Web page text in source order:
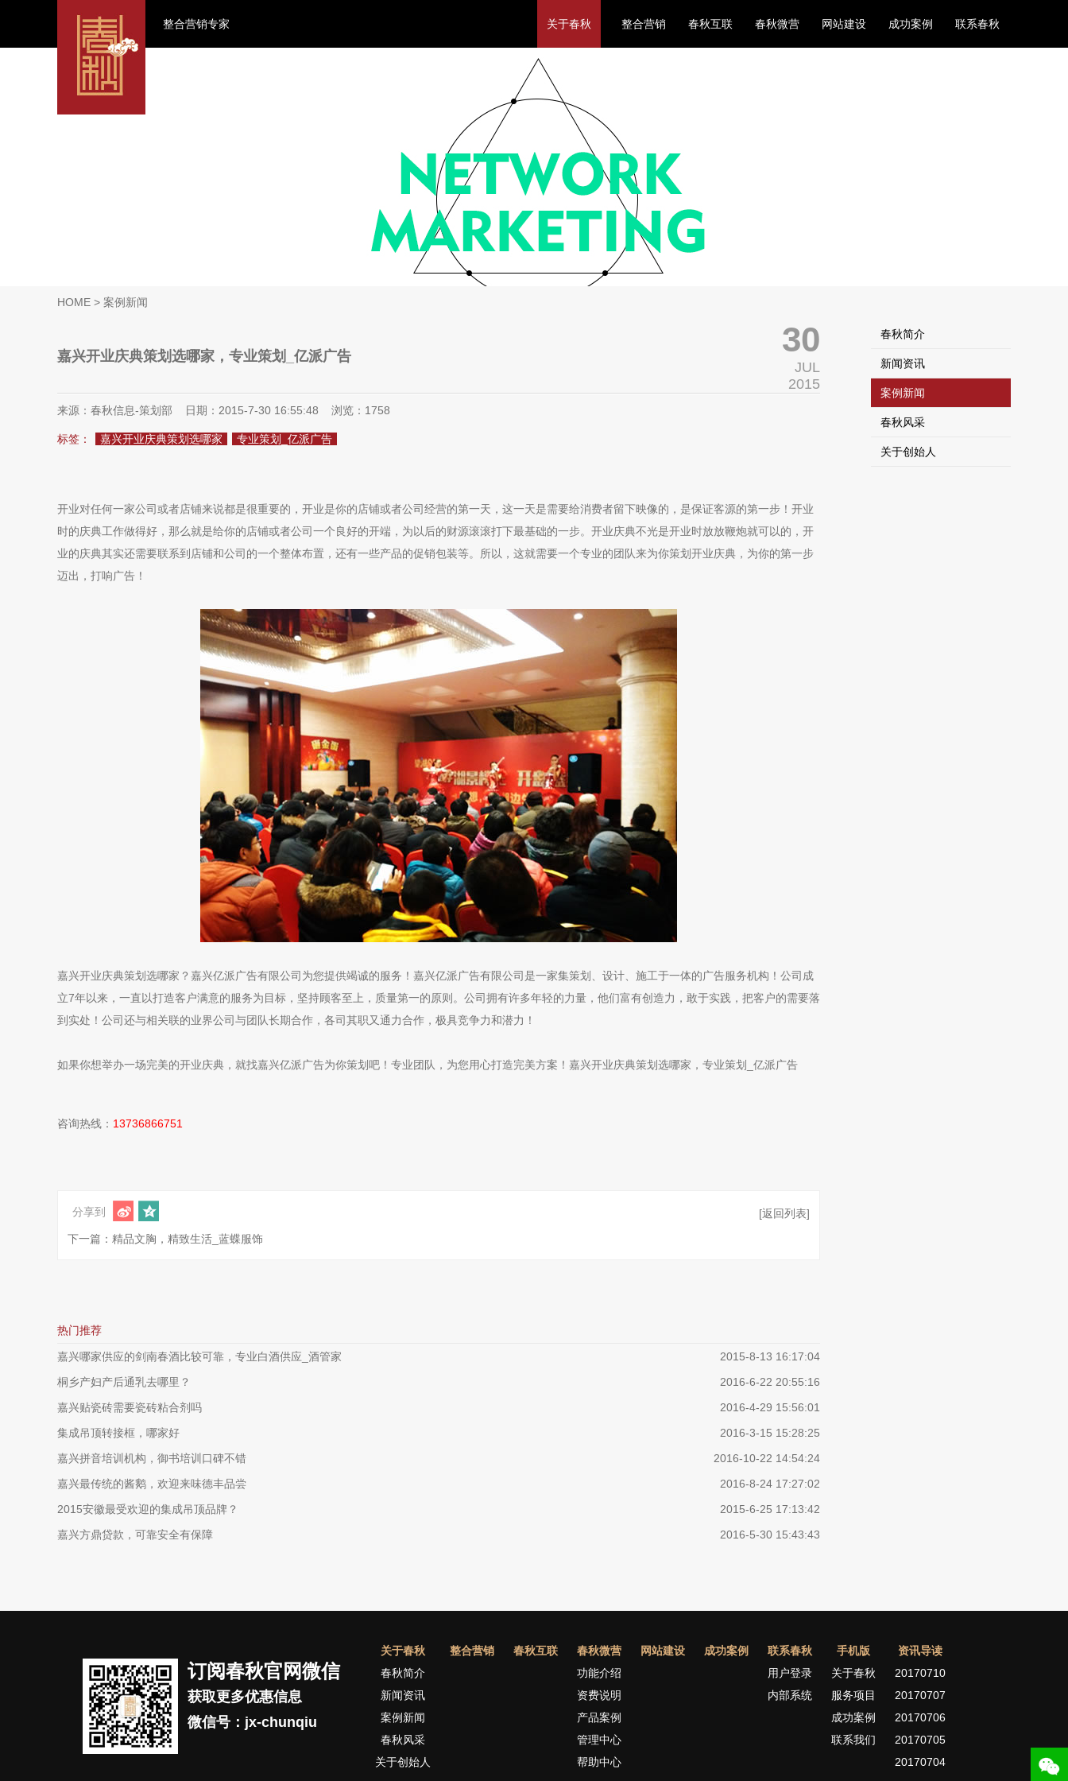
整合营销专家 联系春秋
成功案例
网站建设
春秋微营
春秋互联
整合营销
关于春秋
HOME > 案例新闻
嘉兴开业庆典策划选哪家，专业策划_亿派广告 30
JUL
2015
来源：春秋信息-策划部 日期：2015-7-30 16:55:48 浏览： 1758
标签： 嘉兴开业庆典策划选哪家 专业策划_亿派广告
开业对任何一家公司或者店铺来说都是很重要的，开业是你的店铺或者公司经营的第一天，这一天是需要给消费者留下映像的，是保证客源的第一步！开业
时的庆典工作做得好，那么就是给你的店铺或者公司一个良好的开端，为以后的财源滚滚打下最基础的一步。开业庆典不光是开业时放放鞭炮就可以的，开
业的庆典其实还需要联系到店铺和公司的一个整体布置，还有一些产品的促销包装等。所以，这就需要一个专业的团队来为你策划开业庆典，为你的第一步
迈出，打响广告！
嘉兴开业庆典策划选哪家？嘉兴亿派广告有限公司为您提供竭诚的服务！嘉兴亿派广告有限公司是一家集策划、设计、施工于一体的广告服务机构！公司成
立7年以来，一直以打造客户满意的服务为目标，坚持顾客至上，质量第一的原则。公司拥有许多年轻的力量，他们富有创造力，敢于实践，把客户的需要落
到实处！公司还与相关联的业界公司与团队长期合作，各司其职又通力合作，极具竞争力和潜力！
如果你想举办一场完美的开业庆典，就找嘉兴亿派广告为你策划吧！专业团队，为您用心打造完美方案！嘉兴开业庆典策划选哪家，专业策划_亿派广告
咨询热线： 13736866751
分享到
[返回列表]
下一篇：精品文胸，精致生活_蓝蝶服饰
热门推荐
嘉兴哪家供应的剑南春酒比较可靠，专业白酒供应_酒管家
2015-8-13 16:17:04
桐乡产妇产后通乳去哪里？
2016-6-22 20:55:16
嘉兴贴瓷砖需要瓷砖粘合剂吗
2016-4-29 15:56:01
集成吊顶转接框，哪家好
2016-3-15 15:28:25
嘉兴拼音培训机构，御书培训口碑不错
2016-10-22 14:54:24
嘉兴最传统的酱鹅，欢迎来味德丰品尝
2016-8-24 17:27:02
2015安徽最受欢迎的集成吊顶品牌？
2015-6-25 17:13:42
嘉兴方鼎贷款，可靠安全有保障
2016-5-30 15:43:43
春秋简介
新闻资讯
案例新闻
春秋风采
关于创始人
订阅春秋官网微信
获取更多优惠信息
微信号：jx-chunqiu
关于春秋
春秋简介
新闻资讯
案例新闻
春秋风采
关于创始人
整合营销 春秋互联
春秋微营
功能介绍
资费说明
产品案例
管理中心
帮助中心
网站建设 成功案例
联系春秋
用户登录
内部系统
手机版
关于春秋
服务项目
成功案例
联系我们
资讯导读
20170710
20170707
20170706
20170705
20170704